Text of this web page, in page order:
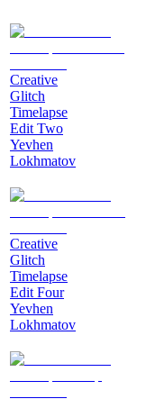
Creative
Glitch
Timelapse
Edit Two
Yevhen
Lokhmatov
Creative
Glitch
Timelapse
Edit Four
Yevhen
Lokhmatov